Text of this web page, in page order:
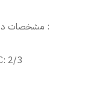
مشخصات دریافت شبکه ایران فردا در ماهواره ترکمنعالم :
2/3